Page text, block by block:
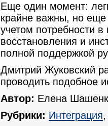
Еще один момент:
крайне важны, но еще
учетом потребности
восстановления и
полной поддержкой
Дмитрий Жуковский
проводить подобное
Автор: Елена
Рубрики: Интеграция